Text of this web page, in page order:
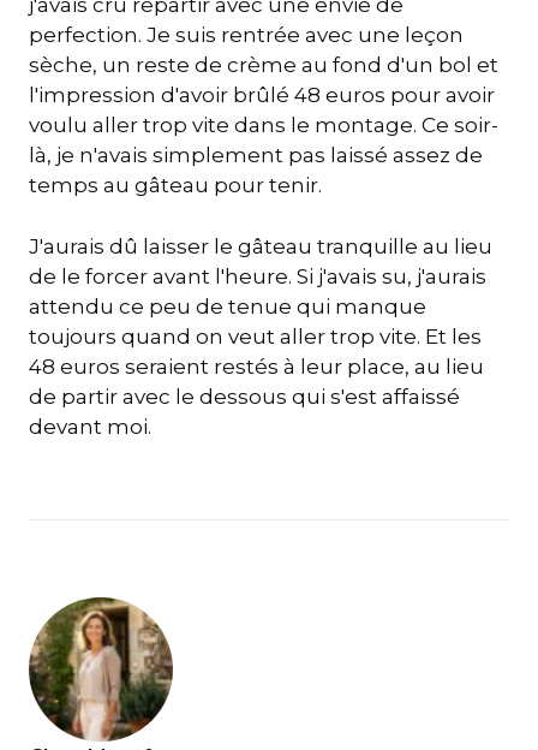
j'avais cru repartir avec une envie de
perfection. Je suis rentrée avec une leçon
sèche, un reste de crème au fond d'un bol et
l'impression d'avoir brûlé 48 euros pour avoir
voulu aller trop vite dans le montage. Ce soir-
là, je n'avais simplement pas laissé assez de
temps au gâteau pour tenir.
J'aurais dû laisser le gâteau tranquille au lieu
de le forcer avant l'heure. Si j'avais su, j'aurais
attendu ce peu de tenue qui manque
toujours quand on veut aller trop vite. Et les
48 euros seraient restés à leur place, au lieu
de partir avec le dessous qui s'est affaissé
devant moi.